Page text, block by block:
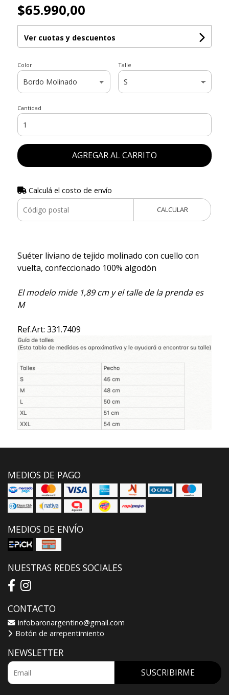
$65.990,00
Ver cuotas y descuentos
Color Talle
Cantidad
AGREGAR AL CARRITO
Calculá el costo de envío
CALCULAR
Suéter liviano de tejido molinado con cuello con
vuelta, confeccionado 100% algodón
El modelo mide 1,89 cm y el talle de la prenda es
M
Ref.Art: 331.7409
MEDIOS DE PAGO
MEDIOS DE ENVÍO
NUESTRAS REDES SOCIALES
CONTACTO
infobaronargentino@gmail.com
Botón de arrepentimiento
NEWSLETTER
SUSCRIBIRME